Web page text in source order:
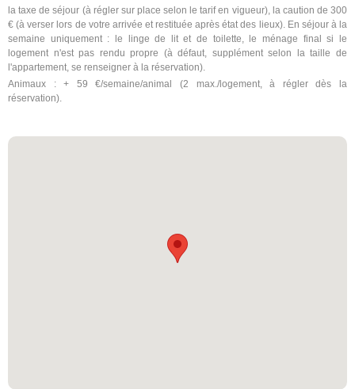
la taxe de séjour (à régler sur place selon le tarif en vigueur), la caution de 300
€ (à verser lors de votre arrivée et restituée après état des lieux). En séjour à la
semaine uniquement : le linge de lit et de toilette, le ménage final si le
logement n'est pas rendu propre (à défaut, supplément selon la taille de
l'appartement, se renseigner à la réservation).
Animaux : + 59 €/semaine/animal (2 max./logement, à régler dès la
réservation).